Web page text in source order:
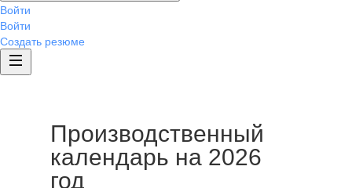
Войти
Войти
Создать резюме
Производственный
календарь на 2026
год